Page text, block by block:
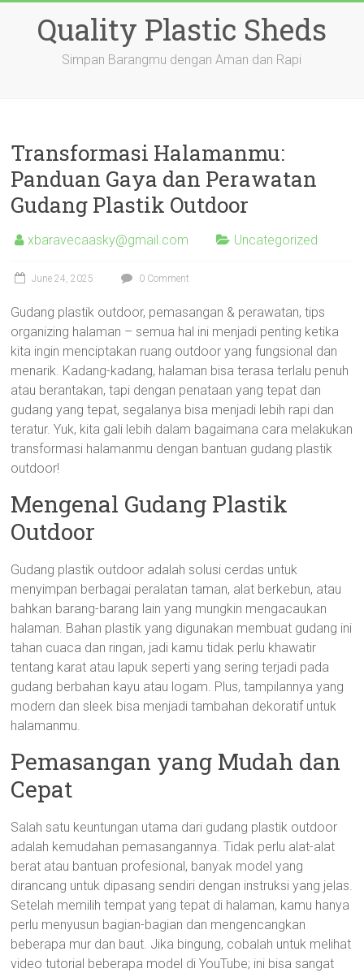
contentQuality Plastic Sheds
Simpan Barangmu dengan Aman dan Rapi
Transformasi Halamanmu:
Panduan Gaya dan Perawatan
Gudang Plastik Outdoor
xbaravecaasky@gmail.com Uncategorized
June 24, 2025 0 Comment
Gudang plastik outdoor, pemasangan & perawatan, tips
organizing halaman – semua hal ini menjadi penting ketika
kita ingin menciptakan ruang outdoor yang fungsional dan
menarik. Kadang-kadang, halaman bisa terasa terlalu penuh
atau berantakan, tapi dengan penataan yang tepat dan
gudang yang tepat, segalanya bisa menjadi lebih rapi dan
teratur. Yuk, kita gali lebih dalam bagaimana cara melakukan
transformasi halamanmu dengan bantuan gudang plastik
outdoor!
Mengenal Gudang Plastik
Outdoor
Gudang plastik outdoor adalah solusi cerdas untuk
menyimpan berbagai peralatan taman, alat berkebun, atau
bahkan barang-barang lain yang mungkin mengacaukan
halaman. Bahan plastik yang digunakan membuat gudang ini
tahan cuaca dan ringan, jadi kamu tidak perlu khawatir
tentang karat atau lapuk seperti yang sering terjadi pada
gudang berbahan kayu atau logam. Plus, tampilannya yang
modern dan sleek bisa menjadi tambahan dekoratif untuk
halamanmu.
Pemasangan yang Mudah dan
Cepat
Salah satu keuntungan utama dari gudang plastik outdoor
adalah kemudahan pemasangannya. Tidak perlu alat-alat
berat atau bantuan profesional, banyak model yang
dirancang untuk dipasang sendiri dengan instruksi yang jelas.
Setelah memilih tempat yang tepat di halaman, kamu hanya
perlu menyusun bagian-bagian dan mengencangkan
beberapa mur dan baut. Jika bingung, cobalah untuk melihat
video tutorial beberapa model di YouTube; ini bisa sangat